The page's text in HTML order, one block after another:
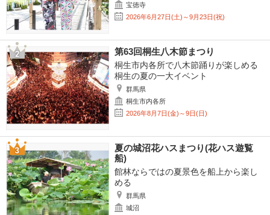
宝徳寺
2026年6月27日(土)～9月23日(祝)
第63回桐生八木節まつり
桐生市内各所で八木節踊りが楽しめる
桐生の夏の一大イベント
群馬県
桐生市内各所
2026年8月7日(金)～9日(日)
夏の城沼花ハスまつり(花ハス遊覧
船)
館林ならではの夏景色を船上から楽し
める
群馬県
城沼